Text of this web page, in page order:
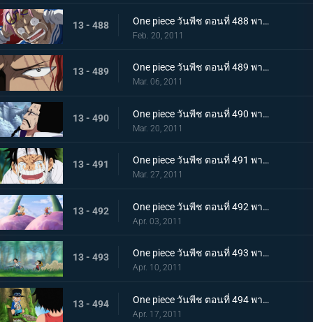
13 - 488 One piece วันพีช ตอนที่ 488 พากย์ไทย เสียงร้องตะโกนสุดชีวิต! ชั่วขณะที่ความกล้าได้เปลี่ยนแปลงชะตากรรม!
Feb. 20, 2011
13 - 489 One piece วันพีช ตอนที่ 489 พากย์ไทย แซงคูสปรากฏตัว! จุดสิ้นสุดของมหาสงคราม
Mar. 06, 2011
13 - 490 One piece วันพีช ตอนที่ 490 พากย์ไทย เปิดศึกชิงอำนาจ! การเริ่มต้นของยุคสมัยใหม่!
Mar. 20, 2011
13 - 491 One piece วันพีช ตอนที่ 491 พากย์ไทย ขึ้นสู่เกาะสตรี ! ความจริงอันโหดร้ายที่โถมใส่ลูฟี่
Mar. 27, 2011
13 - 492 One piece วันพีช ตอนที่ 492 พากย์ไทย ตอนพิเศษ! ลูฟี่และโทริโกะ! เทียบท่า,เกาะนักชิม นักล่าอาหาร โทริโกะ ปรากฏตัว
Apr. 03, 2011
13 - 493 One piece วันพีช ตอนที่ 493 พากย์ไทย ลูฟี่กับเอส เรื่องราวการพบกันของพี่น้องทั้งสอง!
Apr. 10, 2011
13 - 494 One piece วันพีช ตอนที่ 494 พากย์ไทย ซาโบะปรากฏตัว! เด็กชายจากเกรย์ เทอร์มินอล
Apr. 17, 2011